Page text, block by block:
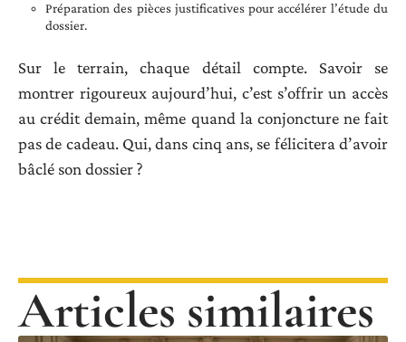
Préparation des pièces justificatives pour accélérer l’étude du
dossier.
Sur le terrain, chaque détail compte. Savoir se
montrer rigoureux aujourd’hui, c’est s’offrir un accès
au crédit demain, même quand la conjoncture ne fait
pas de cadeau. Qui, dans cinq ans, se félicitera d’avoir
bâclé son dossier ?
Articles similaires